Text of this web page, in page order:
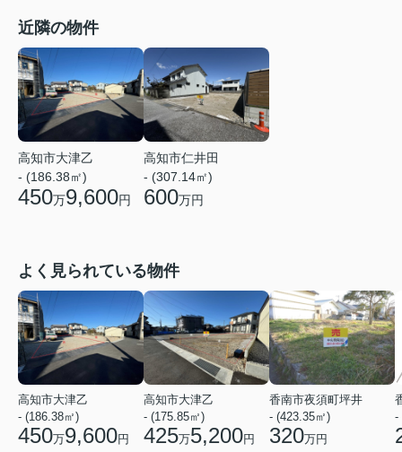
近隣の物件
高知市大津乙
- (186.38㎡)
450万9,600円
高知市仁井田
- (307.14㎡)
600万円
よく見られている物件
高知市大津乙
- (186.38㎡)
450万9,600円
高知市大津乙
- (175.85㎡)
425万5,200円
香南市夜須町坪井
- (423.35㎡)
320万円
-